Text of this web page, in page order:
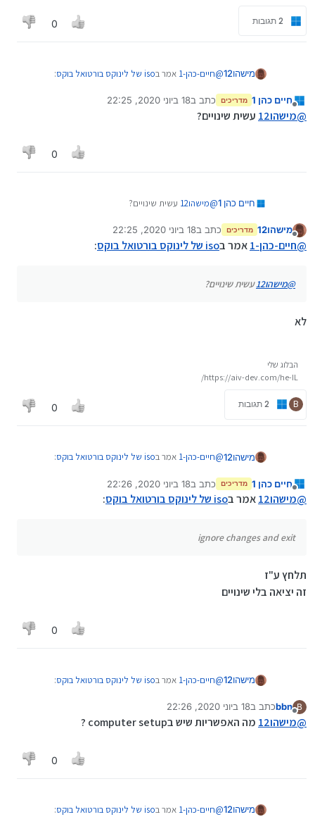
2 תגובות 0
מישהו12 @חיים-כהן-1 אמר בiso של לינוקס בורטואל בוקס :
@מישהו12
חיים כהן 1 מדריכים כתב ב18 ביוני 2020, 22:25
נערך לאחרונה על ידי
@מישהו12 עשית שינויים?
0
חיים כהן 1 @מישהו12 עשית שינויים?
מישהו12 מדריכים כתב ב18 ביוני 2020, 22:25
נערך לאחרונה על ידי
@חיים-כהן-1 אמר בiso של לינוקס בורטואל בוקס :
@מישהו12 עשית שינויים?
לא
הבלוג שלי
https://aiv-dev.com/he-IL/
B 2 תגובות 0
מישהו12 @חיים-כהן-1 אמר בiso של לינוקס בורטואל בוקס :
@מישהו12
תלחץ על אחד מהם כי לא עשית שינויים
אז זה לא משנה
ignore changes and exit
save changes and exit
מנותק
חיים כהן 1 מדריכים כתב ב18 ביוני 2020, 22:26
נערך לאחרונה על ידי
@מישהו12 אמר בiso של לינוקס בורטואל בוקס :
ignore changes and exit
תלחץ ע"ז
זה יציאה בלי שינויים
0
מישהו12 @חיים-כהן-1 אמר בiso של לינוקס בורטואל בוקס :
@מישהו12 עשית שינויים?
B
מנותק
bbnכתב ב18 ביוני 2020, 22:26
נערך לאחרונה על ידי
@מישהו12 מה האפשריות שיש בcomputer setup ?
0
מישהו12 @חיים-כהן-1 אמר בiso של לינוקס בורטואל בוקס :